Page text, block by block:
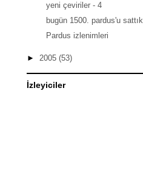
yeni çeviriler - 4
bugün 1500. pardus'u sattık
Pardus izlenimleri
► 2005 (53)
İzleyiciler